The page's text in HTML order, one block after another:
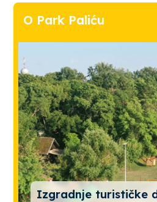
O Park Paliću
Izgradnje turističke